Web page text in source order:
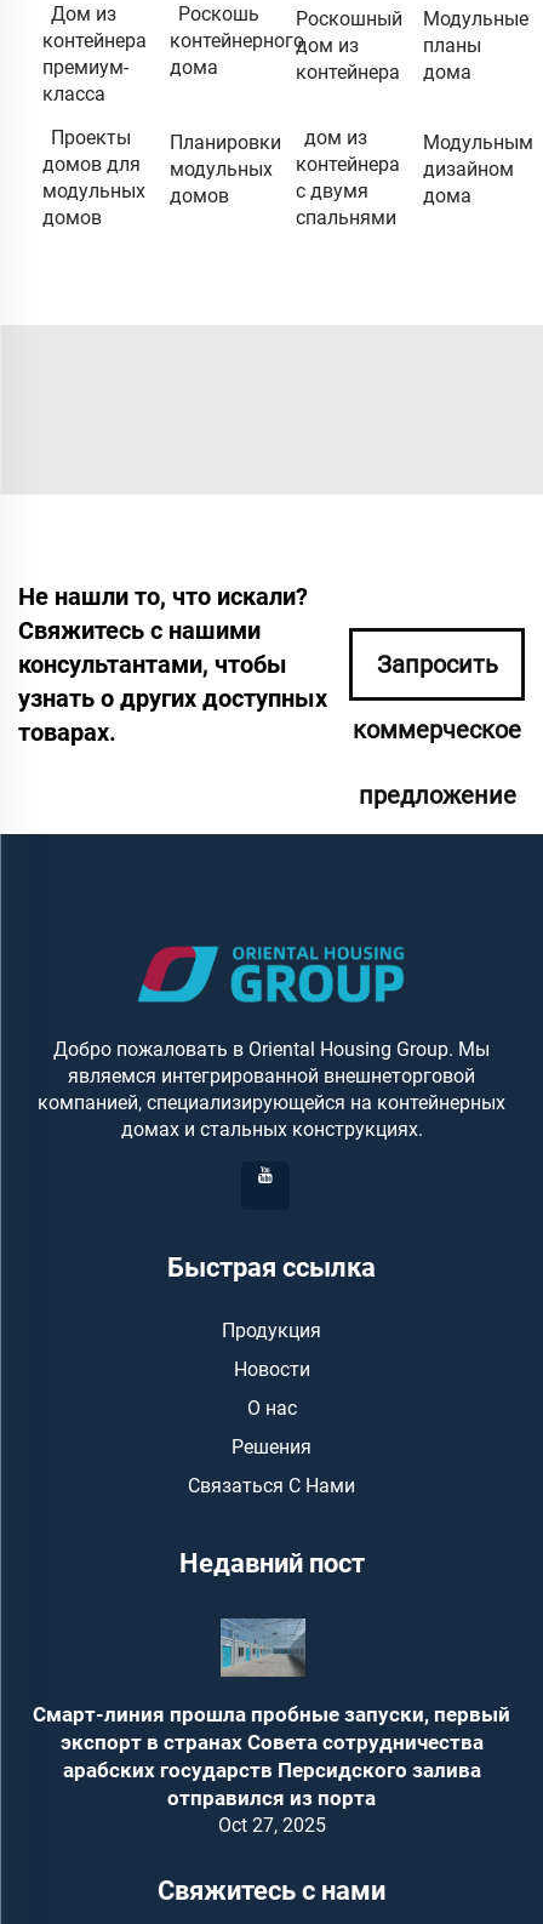
Дом из
контейнера
премиум-
класса
Роскошь
контейнерного
дома
Роскошный
дом из
контейнера
Модульные
планы
дома
Проекты
домов для
модульных
домов
Планировки
модульных
домов
дом из
контейнера
с двумя
спальнями
Модульным
дизайном
дома
Не нашли то, что искали?
Свяжитесь с нашими
консультантами, чтобы
узнать о других доступных
товарах.
Запросить
коммерческое
предложение
Добро пожаловать в Oriental Housing Group. Мы
являемся интегрированной внешнеторговой
компанией, специализирующейся на контейнерных
домах и стальных конструкциях.
Быстрая ссылка
Продукция
Новости
О нас
Решения
Связаться С Нами
Недавний пост
Смарт-линия прошла пробные запуски, первый
экспорт в странах Совета сотрудничества
арабских государств Персидского залива
отправился из порта
Oct 27, 2025
Свяжитесь с нами